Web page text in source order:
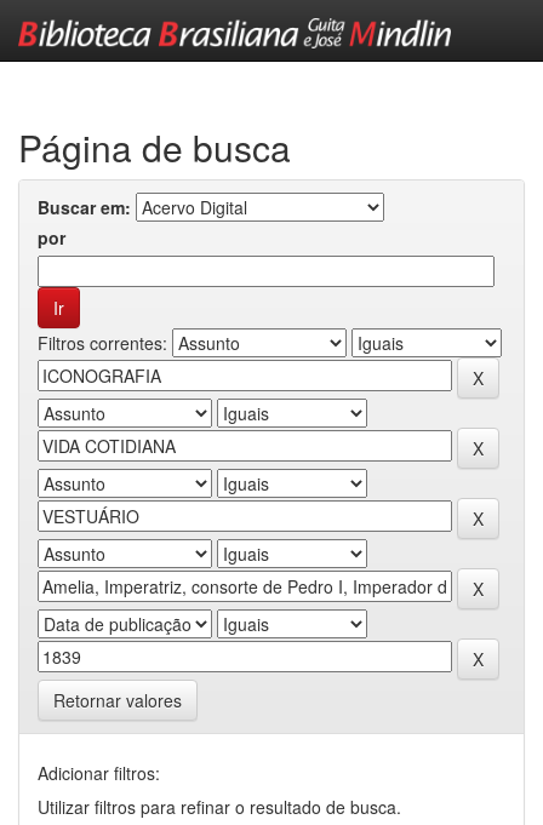
Página de busca
Buscar em:
por
Filtros correntes:
Retornar valores
Adicionar filtros:
Utilizar filtros para refinar o resultado de busca.